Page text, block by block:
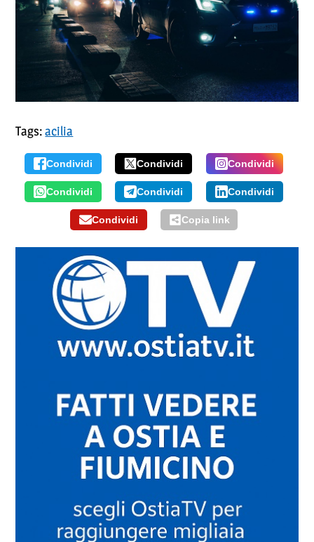
Tags:acilia
Condividi Condividi Condividi
Condividi Condividi Condividi
Condividi Copia link